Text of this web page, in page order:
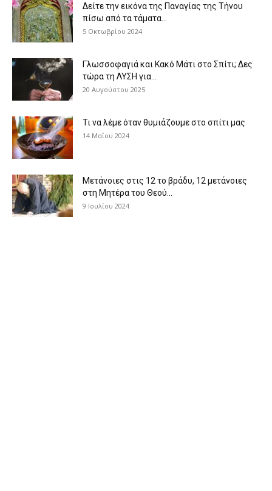
Δείτε την εικόνα της Παναγίας της Τήνου
πίσω από τα τάματα...
5 Οκτωβρίου 2024
Γλωσσοφαγιά και Κακό Μάτι στο Σπίτι; Δες
τώρα τη ΛΥΣΗ για...
20 Αυγούστου 2025
Τι να λέμε όταν θυμιάζουμε στο σπίτι μας
14 Μαΐου 2024
Μετάνοιες στις 12 το βράδυ, 12 μετάνοιες
στη Μητέρα του Θεού...
9 Ιουλίου 2024